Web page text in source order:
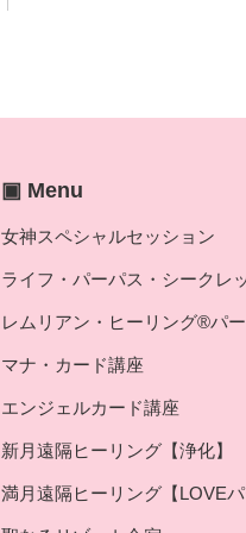
▣ Menu
女神スペシャルセッション
ライフ・パーパス・シークレ
レムリアン・ヒーリング®パ
マナ・カード講座
エンジェルカード講座
新月遠隔ヒーリング【浄化】
満月遠隔ヒーリング【LOVEパ